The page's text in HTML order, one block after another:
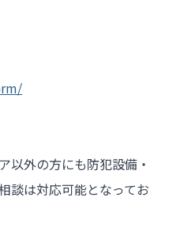
以外の方にも防犯設備・
談は対応可能となってお